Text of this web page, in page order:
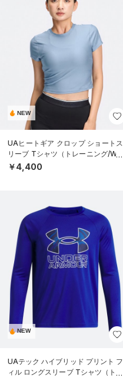
NEW
UAヒートギア クロップ ショートス
リーブ Tシャツ（トレーニング/WO
MEN）
￥4,400
NEW
UAテック ハイブリッド プリント フ
ィル ロングスリーブ Tシャツ（トレ